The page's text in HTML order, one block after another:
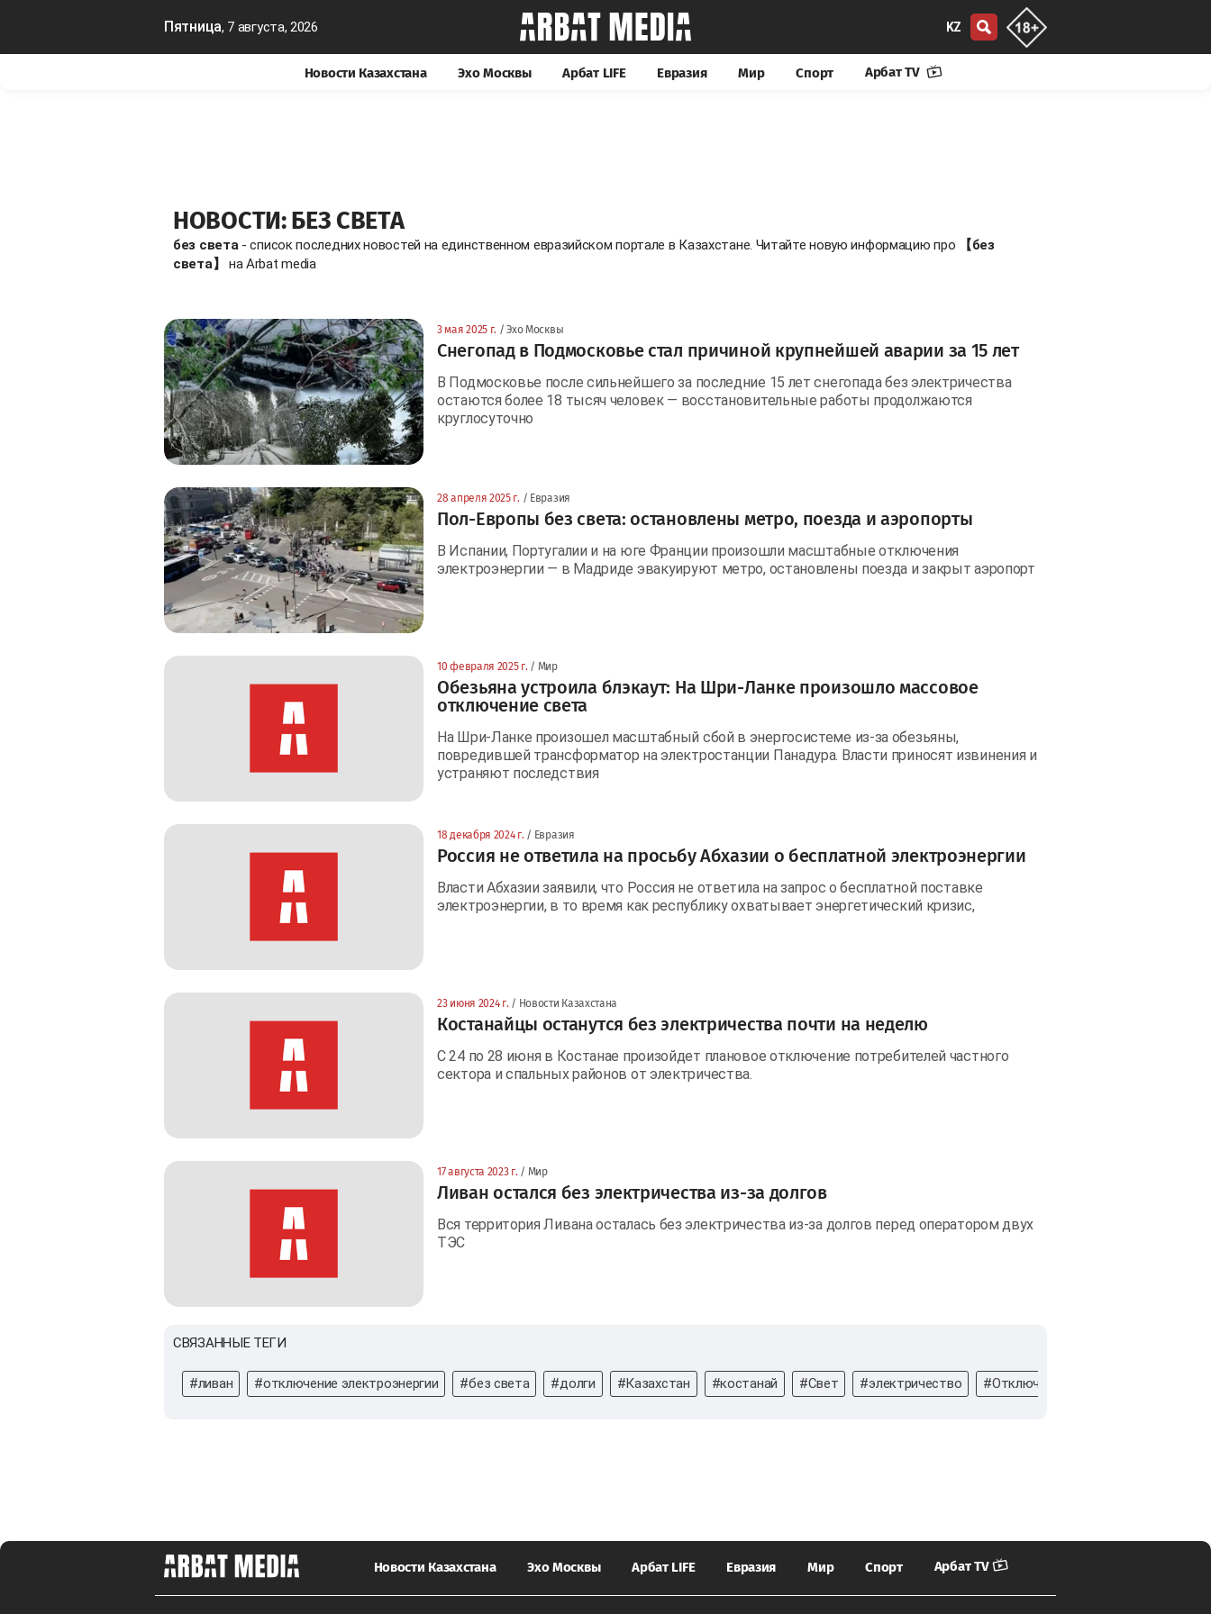
Пятница, 7 августа, 2026 KZ
Новости Казахстана Эхо Москвы Арбат LIFE Евразия Мир Спорт Арбат TV
НОВОСТИ: БЕЗ СВЕТА
без света - список последних новостей на единственном евразийском портале в Казахстане. Читайте новую информацию про
【без
света】
на Arbat media
3 мая 2025 г. / Эхо Москвы
Снегопад в Подмосковье стал причиной крупнейшей аварии за 15 лет
В Подмосковье после сильнейшего за последние 15 лет снегопада без электричества
остаются более 18 тысяч человек — восстановительные работы продолжаются
круглосуточно
28 апреля 2025 г. / Евразия
Пол-Европы без света: остановлены метро, поезда и аэропорты
В Испании, Португалии и на юге Франции произошли масштабные отключения
электроэнергии — в Мадриде эвакуируют метро, остановлены поезда и закрыт аэропорт
10 февраля 2025 г. / Мир
Обезьяна устроила блэкаут: На Шри-Ланке произошло массовое
отключение света
На Шри-Ланке произошел масштабный сбой в энергосистеме из-за обезьяны,
повредившей трансформатор на электростанции Панадура. Власти приносят извинения и
устраняют последствия
18 декабря 2024 г. / Евразия
Россия не ответила на просьбу Абхазии о бесплатной электроэнергии
Власти Абхазии заявили, что Россия не ответила на запрос о бесплатной поставке
электроэнергии, в то время как республику охватывает энергетический кризис,
23 июня 2024 г. / Новости Казахстана
Костанайцы останутся без электричества почти на неделю
С 24 по 28 июня в Костанае произойдет плановое отключение потребителей частного
сектора и спальных районов от электричества.
17 августа 2023 г. / Мир
Ливан остался без электричества из-за долгов
Вся территория Ливана осталась без электричества из-за долгов перед оператором двух
ТЭС
СВЯЗАННЫЕ ТЕГИ
#ливан #отключение электроэнергии #без света #долги #Казахстан #костанай #Свет #электричество #Отключение
Новости Казахстана Эхо Москвы Арбат LIFE Евразия Мир Спорт Арбат TV